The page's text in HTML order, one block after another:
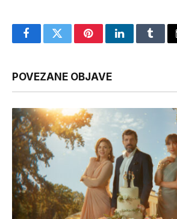
FacebookTwitterPinterestLinkedIn
POVEZANE OBJAVE